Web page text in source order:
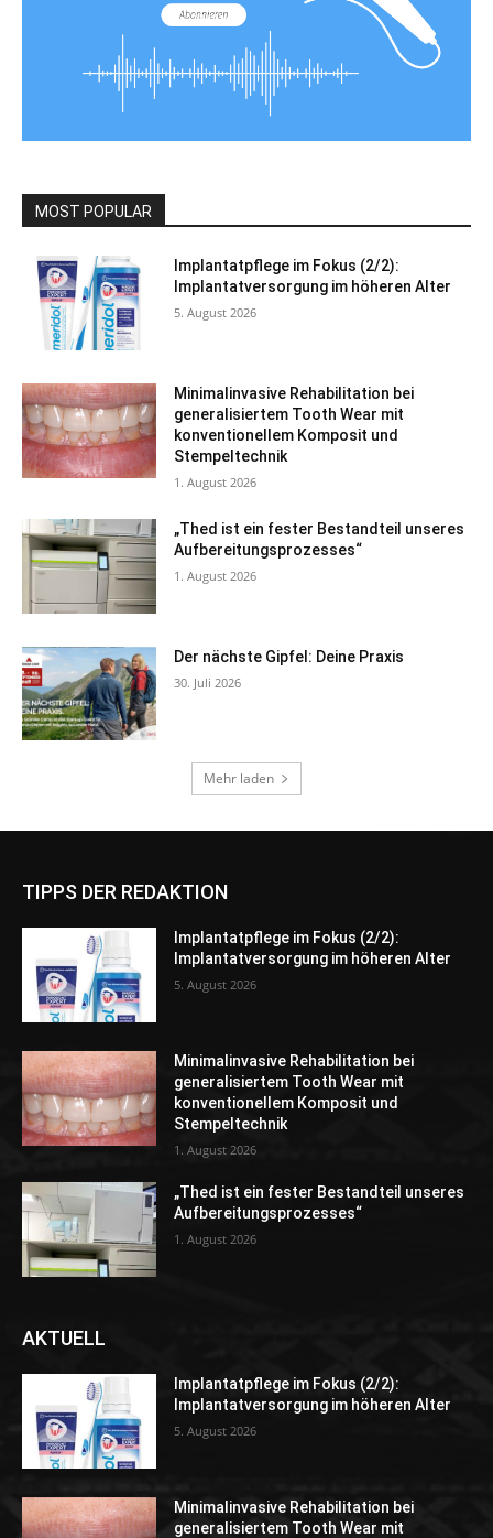
TIPPS DER REDAKTION
Implantatpflege im Fokus (2/2):
Implantatversorgung im höheren Alter
5. August 2026
Minimalinvasive Rehabilitation bei
generalisiertem Tooth Wear mit
konventionellem Komposit und
Stempeltechnik
1. August 2026
„Thed ist ein fester Bestandteil unseres
Aufbereitungsprozesses“
1. August 2026
AKTUELL
Implantatpflege im Fokus (2/2):
Implantatversorgung im höheren Alter
5. August 2026
Minimalinvasive Rehabilitation bei
generalisiertem Tooth Wear mit